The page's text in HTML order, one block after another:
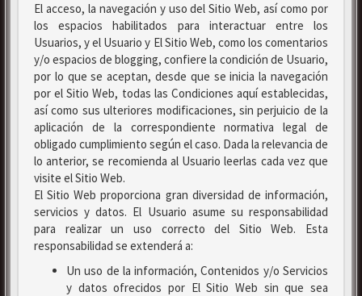
El acceso, la navegación y uso del Sitio Web, así como por
los espacios habilitados para interactuar entre los
Usuarios, y el Usuario y El Sitio Web, como los comentarios
y/o espacios de blogging, confiere la condición de Usuario,
por lo que se aceptan, desde que se inicia la navegación
por el Sitio Web, todas las Condiciones aquí establecidas,
así como sus ulteriores modificaciones, sin perjuicio de la
aplicación de la correspondiente normativa legal de
obligado cumplimiento según el caso. Dada la relevancia de
lo anterior, se recomienda al Usuario leerlas cada vez que
visite el Sitio Web.
El Sitio Web proporciona gran diversidad de información,
servicios y datos. El Usuario asume su responsabilidad
para realizar un uso correcto del Sitio Web. Esta
responsabilidad se extenderá a:
Un uso de la información, Contenidos y/o Servicios
y datos ofrecidos por El Sitio Web sin que sea